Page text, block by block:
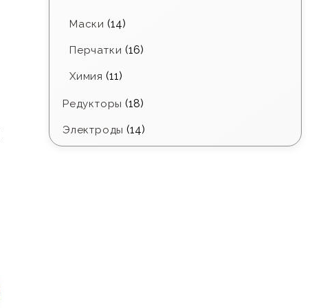
Маски (14)
Перчатки (16)
Химия (11)
Редукторы (18)
Электроды (14)